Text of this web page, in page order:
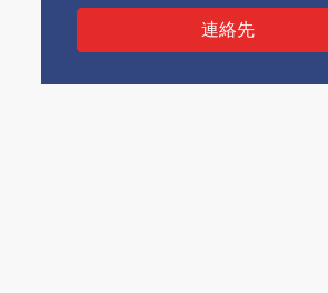
連絡先